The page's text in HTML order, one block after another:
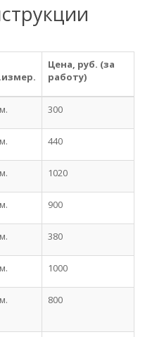
Цена, руб. (за
работу)
300
440
1020
900
380
1000
800